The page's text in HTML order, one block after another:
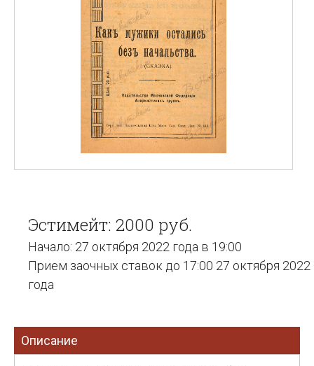
Эстимейт: 2000 руб.
Начало: 27 октября 2022 года в 19:00
Прием заочных ставок до 17:00 27 октября 2022
года
Описание